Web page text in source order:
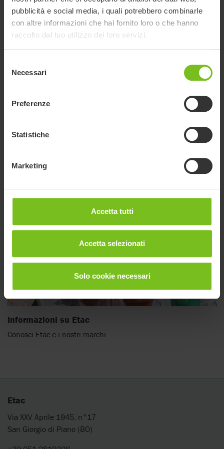
pubblicità e social media, i quali potrebbero combinarle
con altre informazioni che hai fornito loro o che hanno
raccolto dal tuo utilizzo dei loro servizi.
delNecessari
Preferenze
Statistiche
Marketing
Accetta tutti
Accetta selezionati
Solo cookie necessari
Cambio di nome
frequenti.
Informazioni su Etac
Conosci Etac e i nostri marchi.
Etac
Via XXV Aprile 1945, n°17
San Giorgio di Piano (BO)